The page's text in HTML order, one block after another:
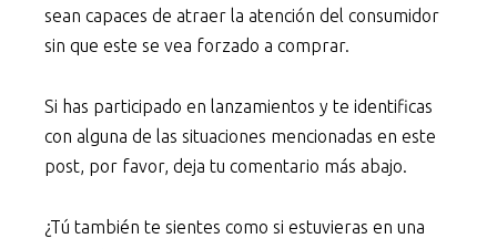
sean capaces de atraer la atención del consumidor
sin que este se vea forzado a comprar.
Si has participado en lanzamientos y te identificas
con alguna de las situaciones mencionadas en este
post, por favor, deja tu comentario más abajo.
¿Tú también te sientes como si estuvieras en una